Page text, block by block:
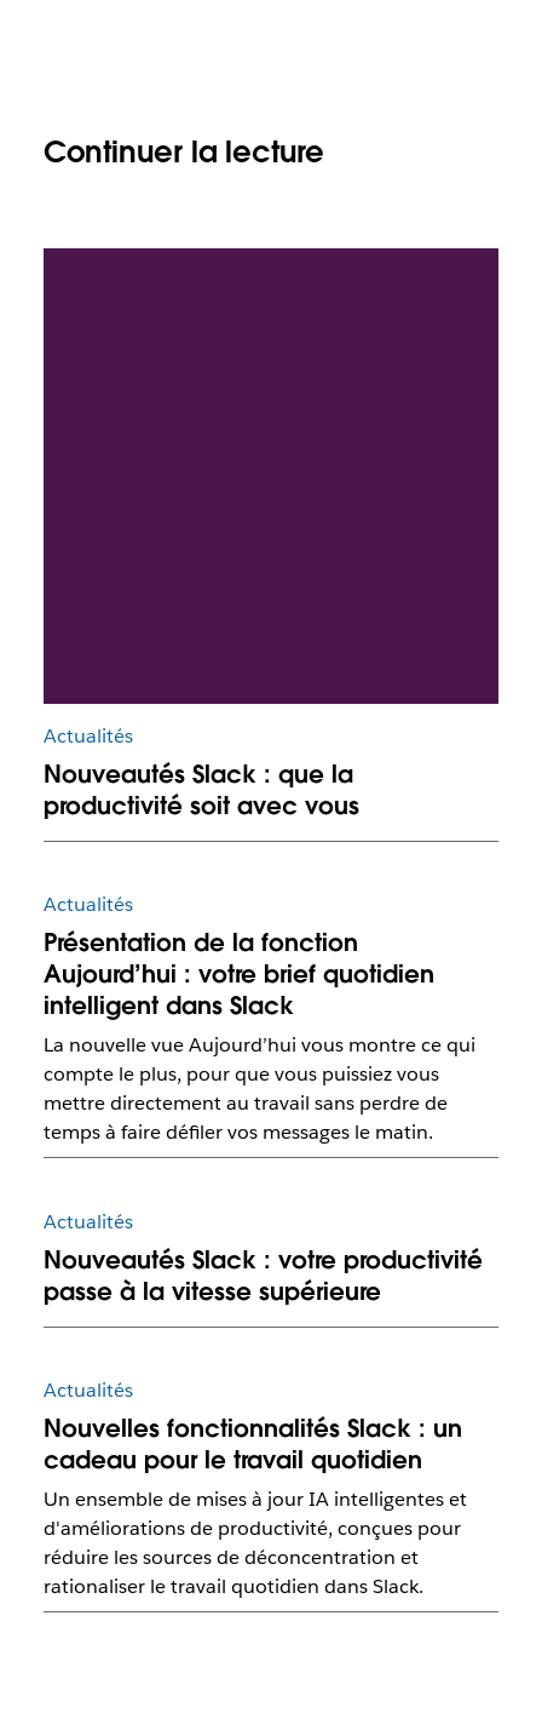
Continuer la lecture
Actualités
Nouveautés Slack : que la
productivité soit avec vous
Actualités
Présentation de la fonction
Aujourd’hui : votre brief quotidien
intelligent dans Slack
La nouvelle vue Aujourd’hui vous montre ce qui
compte le plus, pour que vous puissiez vous
mettre directement au travail sans perdre de
temps à faire défiler vos messages le matin.
Actualités
Nouveautés Slack : votre productivité
passe à la vitesse supérieure
Actualités
Nouvelles fonctionnalités Slack : un
cadeau pour le travail quotidien
Un ensemble de mises à jour IA intelligentes et
d'améliorations de productivité, conçues pour
réduire les sources de déconcentration et
rationaliser le travail quotidien dans Slack.